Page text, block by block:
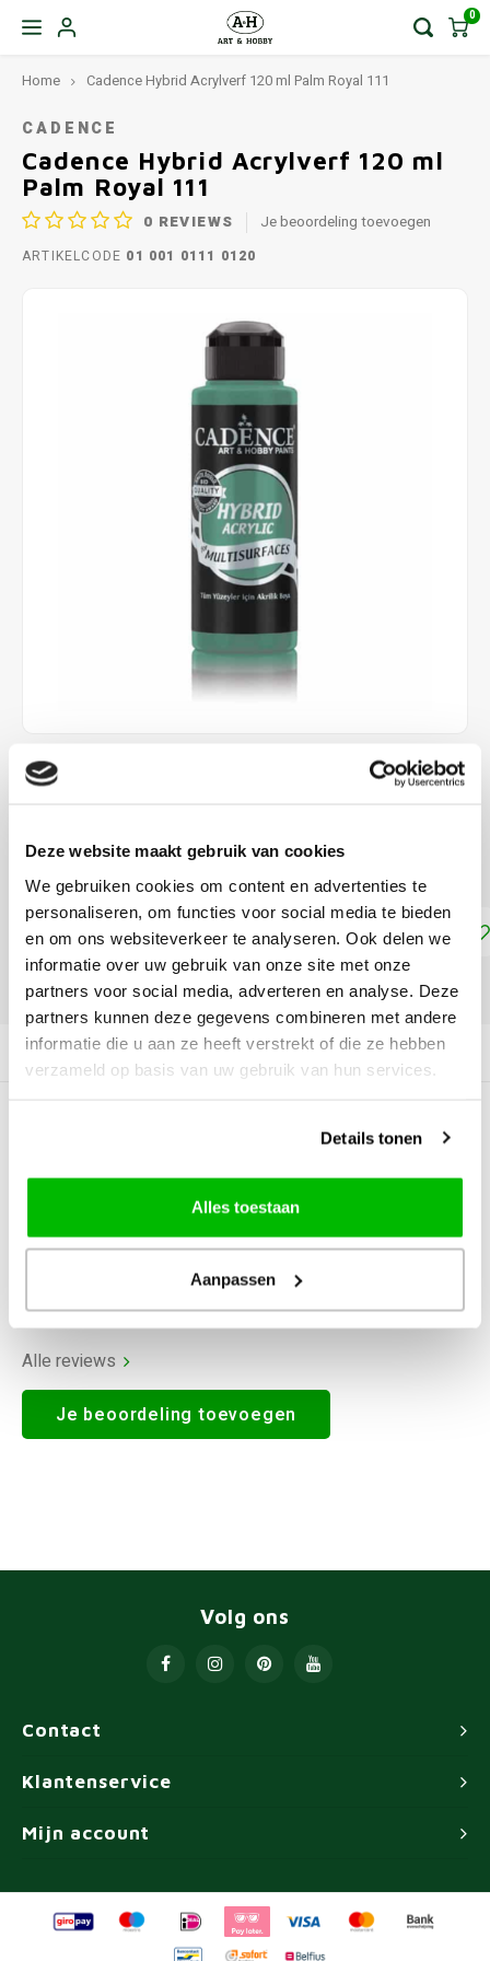
Deze website maakt gebruik van cookies
We gebruiken cookies om content en advertenties te
personaliseren, om functies voor social media te bieden
en om ons websiteverkeer te analyseren. Ook delen we
informatie over uw gebruik van onze site met onze
partners voor social media, adverteren en analyse. Deze
partners kunnen deze gegevens combineren met andere
informatie die u aan ze heeft verstrekt of die ze hebben
verzameld op basis van uw gebruik van hun services.
Details tonen
Alles toestaan
Aanpassen
0
Home Cadence Hybrid Acrylverf 120 ml Palm Royal 111
CADENCE
Cadence Hybrid Acrylverf 120 ml
Palm Royal 111
0 REVIEWS Je beoordeling toevoegen
ARTIKELCODE 01 001 0111 0120
€4,25
Geschikt voor vrijwel alle ondergronden!
Toevoegen aan winkelwagen
DELEN:
Productomschrijving
0Reviews
Alle reviews
Je beoordeling toevoegen
Contact
Volg ons
Klantenservice
Mijn account